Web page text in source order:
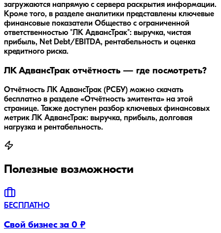
загружаются напрямую с сервера раскрытия информации.
Кроме того, в разделе аналитики представлены ключевые
финансовые показатели Общество с ограниченной
ответственностью "ЛК АдвансТрак": выручка, чистая
прибыль, Net Debt/EBITDA, рентабельность и оценка
кредитного риска.
ЛК АдвансТрак отчётность — где посмотреть?
Отчётность ЛК АдвансТрак (РСБУ) можно скачать
бесплатно в разделе «Отчётность эмитента» на этой
странице. Также доступен разбор ключевых финансовых
метрик ЛК АдвансТрак: выручка, прибыль, долговая
нагрузка и рентабельность.
Полезные возможности
БЕСПЛАТНО
Свой бизнес за 0 ₽